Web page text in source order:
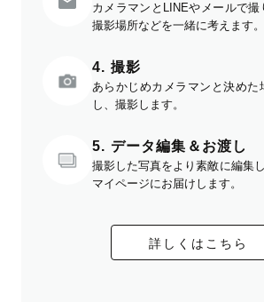
カメラマンとLINEやメールで
撮影場所などを一緒に考えます。
4. 撮影
あらかじめカメラマンと決めた
し、撮影します。
5. データ編集＆お渡し
撮影した写真をより素敵に編集
マイページにお届けします。
詳しくはこちら